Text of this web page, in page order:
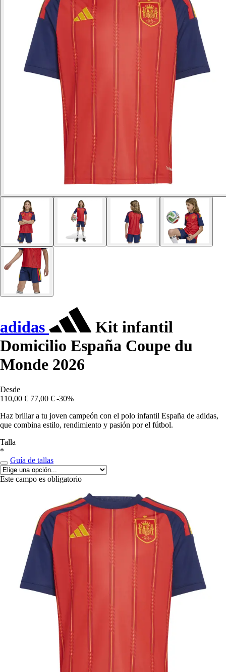
adidas
Kit infantil
Domicilio España Coupe du
Monde 2026
Desde
110,00 € 77,00 € -30%
Haz brillar a tu joven campeón con el polo infantil España de adidas,
que combina estilo, rendimiento y pasión por el fútbol.
Talla
*
Guía de tallas
Este campo es obligatorio